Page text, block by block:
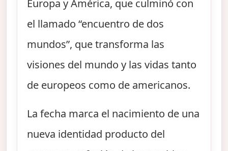
Europa y América, que culminó con
el llamado “encuentro de dos
mundos”, que transforma las
visiones del mundo y las vidas tanto
de europeos como de americanos.
La fecha marca el nacimiento de una
nueva identidad producto del